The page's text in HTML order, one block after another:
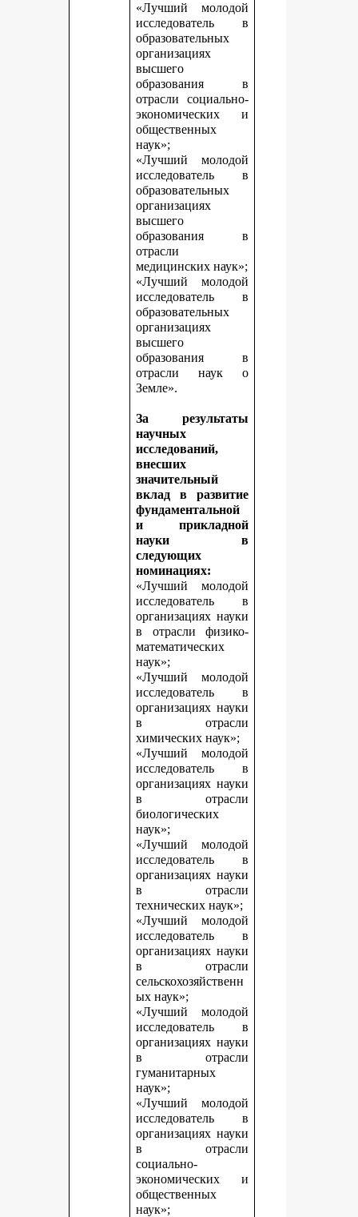
«Лучший молодой
исследователь в
образовательных
организациях
высшего
образования в
отрасли социально-
экономических и
общественных
наук»;
«Лучший молодой
исследователь в
образовательных
организациях
высшего
образования в
отрасли
медицинских наук»;
«Лучший молодой
исследователь в
образовательных
организациях
высшего
образования в
отрасли наук о
Земле».
За результаты
научных
исследований,
внесших
значительный
вклад в развитие
фундаментальной
и прикладной
науки в
следующих
номинациях:
«Лучший молодой
исследователь в
организациях науки
в отрасли физико-
математических
наук»;
«Лучший молодой
исследователь в
организациях науки
в отрасли
химических наук»;
«Лучший молодой
исследователь в
организациях науки
в отрасли
биологических
наук»;
«Лучший молодой
исследователь в
организациях науки
в отрасли
технических наук»;
«Лучший молодой
исследователь в
организациях науки
в отрасли
сельскохозяйственн
ых наук»;
«Лучший молодой
исследователь в
организациях науки
в отрасли
гуманитарных
наук»;
«Лучший молодой
исследователь в
организациях науки
в отрасли
социально-
экономических и
общественных
наук»;